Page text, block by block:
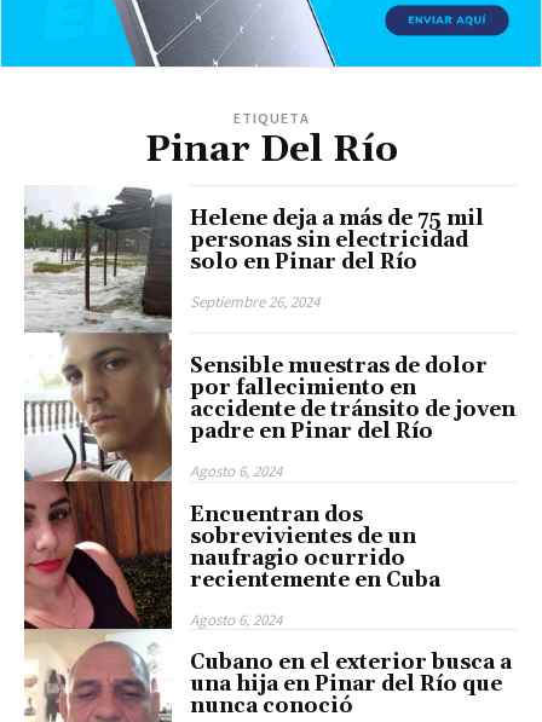
ETIQUETA
Pinar Del Río
Helene deja a más de 75 mil
personas sin electricidad
solo en Pinar del Río
Septiembre 26, 2024
Sensible muestras de dolor
por fallecimiento en
accidente de tránsito de joven
padre en Pinar del Río
Agosto 6, 2024
Encuentran dos
sobrevivientes de un
naufragio ocurrido
recientemente en Cuba
Agosto 6, 2024
Cubano en el exterior busca a
una hija en Pinar del Río que
nunca conoció